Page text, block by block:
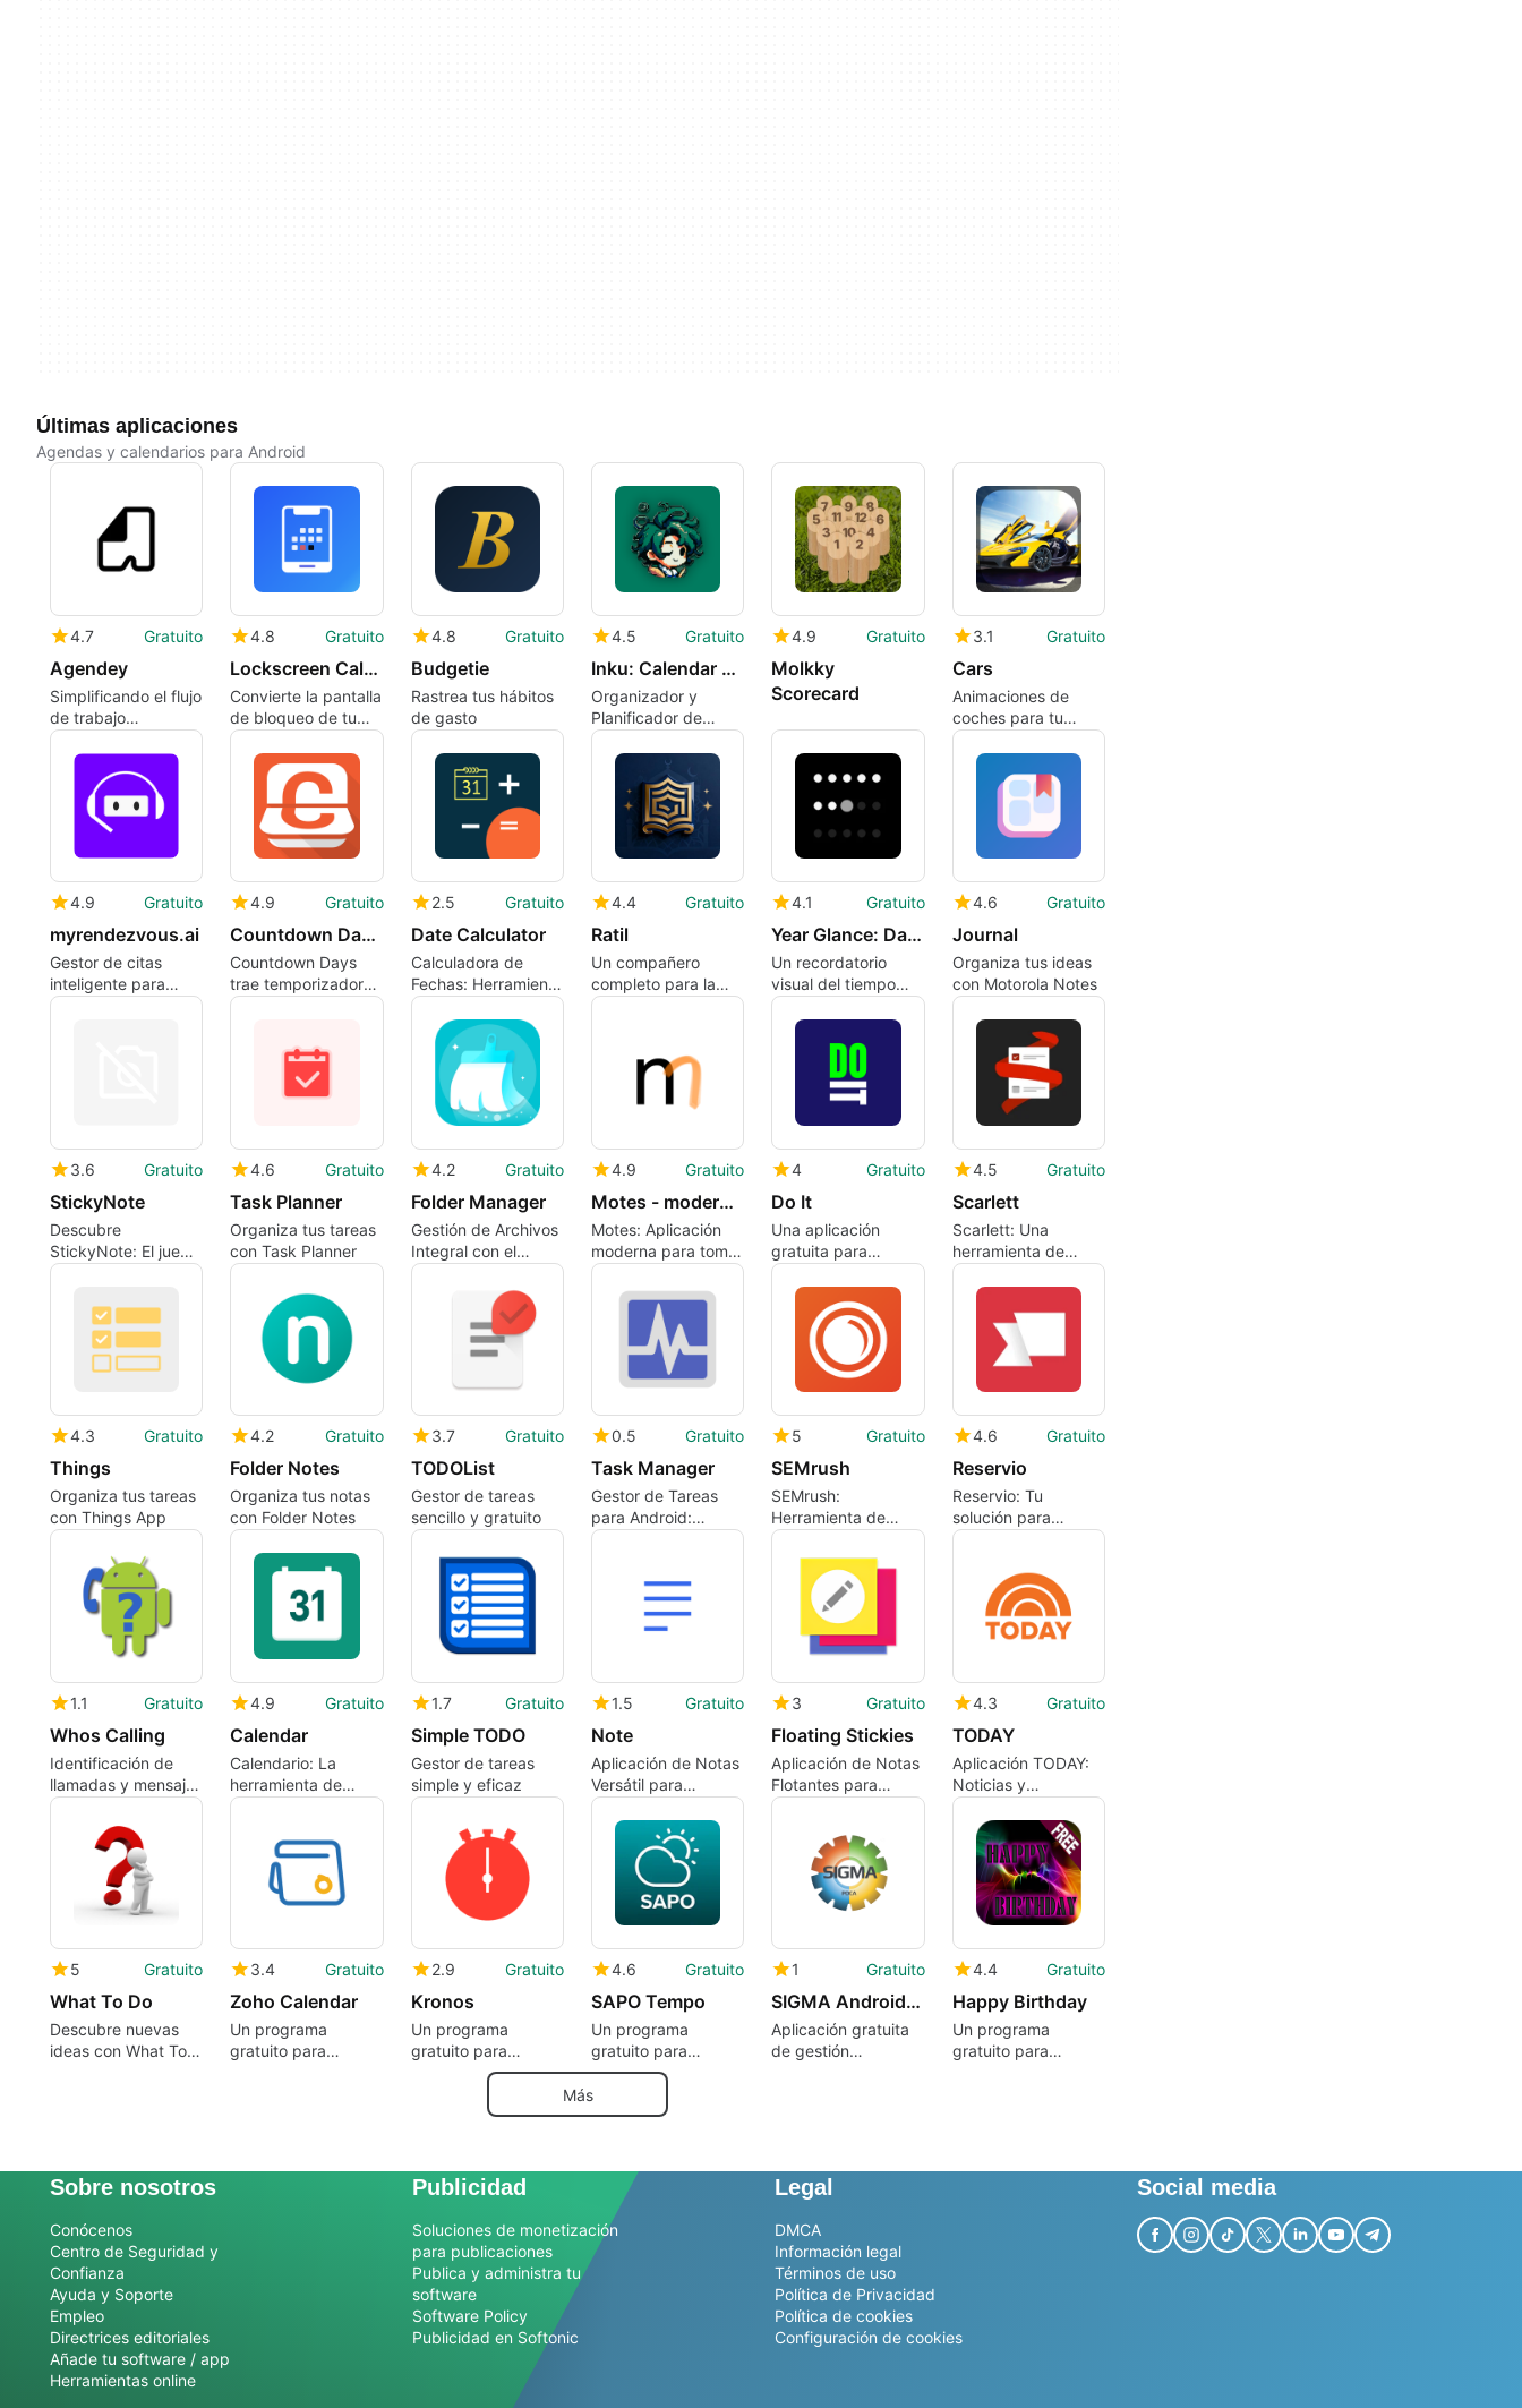
Últimas aplicaciones
Agendas y calendarios para Android
4.7 Gratuito
Agendey
Simplificando el flujo
de trabajo
empresarial para
proveedores de
servicios a pequeña
escala
4.8 Gratuito
Lockscreen Calendar Maker
Convierte la pantalla
de bloqueo de tu
Android en un
horario visible
4.8 Gratuito
Budgetie
Rastrea tus hábitos
de gasto
4.5 Gratuito
Inku: Calendar Planner AI
Organizador y
Planificador de
Calendario Inku
4.9 Gratuito
Molkky
Scorecard
3.1 Gratuito
Cars
Animaciones de
coches para tu
dispositivo Android
4.9 Gratuito
myrendezvous.ai
Gestor de citas
inteligente para
profesionales
4.9 Gratuito
Countdown Days - App &amp; Widget
Countdown Days
trae temporizadores
visibles en la
para usuarios de
2.5 Gratuito
Date Calculator
Calculadora de
Fechas: Herramienta
Útil y Eficaz
4.4 Gratuito
Ratil
Un compañero
completo para la
práctica espiritual
4.1 Gratuito
Year Glance: Days Count Visual
Un recordatorio
visual del tiempo
que pasa
4.6 Gratuito
Journal
Organiza tus ideas
con Motorola Notes
3.6 Gratuito
StickyNote
Descubre
StickyNote: El juego
de rasgar notas
4.6 Gratuito
Task Planner
Organiza tus tareas
con Task Planner
4.2 Gratuito
Folder Manager
Gestión de Archivos
Integral con el
Gestor de Carpetas
4.9 Gratuito
Motes - modern notes
Motes: Aplicación
moderna para tomar
notas
4 Gratuito
Do It
Una aplicación
gratuita para
Android,
desarrollada por
DIGO S.A.S..
4.5 Gratuito
Scarlett
Scarlett: Una
herramienta de
informes digitales
versátil
4.3 Gratuito
Things
Organiza tus tareas
con Things App
4.2 Gratuito
Folder Notes
Organiza tus notas
con Folder Notes
3.7 Gratuito
TODOList
Gestor de tareas
sencillo y gratuito
0.5 Gratuito
Task Manager
Gestor de Tareas
para Android:
Eficiencia y Control
5 Gratuito
SEMrush
SEMrush:
Herramienta de
Seguimiento de
Palabras Clave
4.6 Gratuito
Reservio
Reservio: Tu
solución para
reservas fáciles
1.1 Gratuito
Whos Calling
Identificación de
llamadas y mensajes
fácil
4.9 Gratuito
Calendar
Calendario: La
herramienta de
gestión diaria ideal
1.7 Gratuito
Simple TODO
Gestor de tareas
simple y eficaz
1.5 Gratuito
Note
Aplicación de Notas
Versátil para
Android
3 Gratuito
Floating Stickies
Aplicación de Notas
Flotantes para
Android
4.3 Gratuito
TODAY
Aplicación TODAY:
Noticias y
Entretenimiento al
Instante
5 Gratuito
What To Do
Descubre nuevas
ideas con What To
3.4 Gratuito
Zoho Calendar
Un programa
gratuito para
2.9 Gratuito
Kronos
Un programa
gratuito para
Android, de Mesut
4.6 Gratuito
SAPO Tempo
Un programa
gratuito para
Android, de MEO
Serviços de
Comunicações e
1 Gratuito
SIGMA Android 1.0
Aplicación gratuita
de gestión
4.4 Gratuito
Happy Birthday
Un programa
gratuito para
Más
Sobre nosotros
Conócenos
Centro de Seguridad y
Confianza
Ayuda y Soporte
Empleo
Directrices editoriales
Añade tu software / app
Herramientas online
Publicidad
Soluciones de monetización
para publicaciones
Publica y administra tu
software
Software Policy
Publicidad en Softonic
Legal
DMCA
Información legal
Términos de uso
Política de Privacidad
Política de cookies
Configuración de cookies
Social media